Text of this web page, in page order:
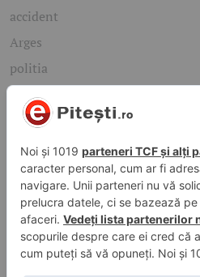
accident
Arges
politia
mioveni
Caută rapid știrile care te
Găsește cele mai recente știri,
interes din orașul tău. Introdu
informațiile de care ai nevoie!
Caută